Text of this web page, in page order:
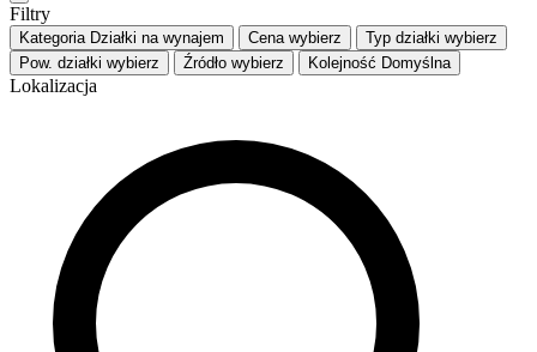
Filtry
Kategoria Działki na wynajem Cena wybierz Typ działki wybierz
Pow. działki wybierz Źródło wybierz Kolejność Domyślna
Lokalizacja